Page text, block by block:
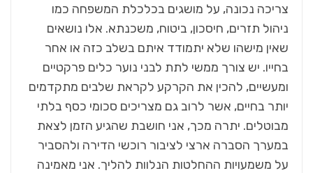
צריכה נכונה, על מושגים בכלכלת המשפחה כמו
ניהול תזרים, חיסכון, ביטוח, משכנתא. אלו נושאים
שאין מישהו שלא יתמודד איתם בשלב כזה או אחר
בחייו. יש צורך ממשי לתת לבני נוער כלים פרקטיים
ומעשיים, להכין את הקרקע לקראת שלבים מתקדמים
יותר בחיים, אשר לרוב גם מצריכים סכומי כסף בלתי
מבוטלים. יתרה מכך, אני חושבת שהגיע הזמן לצאת
במערך הסברה ארצי לציבור רוכשי הדירה ולהסביר
על משמעויות ההחלטות הנלוות להליך. אני מאמינה